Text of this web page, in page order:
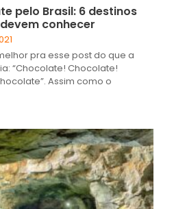
pelo Brasil: 6 destinos
conhecer
pra esse post do que a
“Chocolate! Chocolate!
Assim como o